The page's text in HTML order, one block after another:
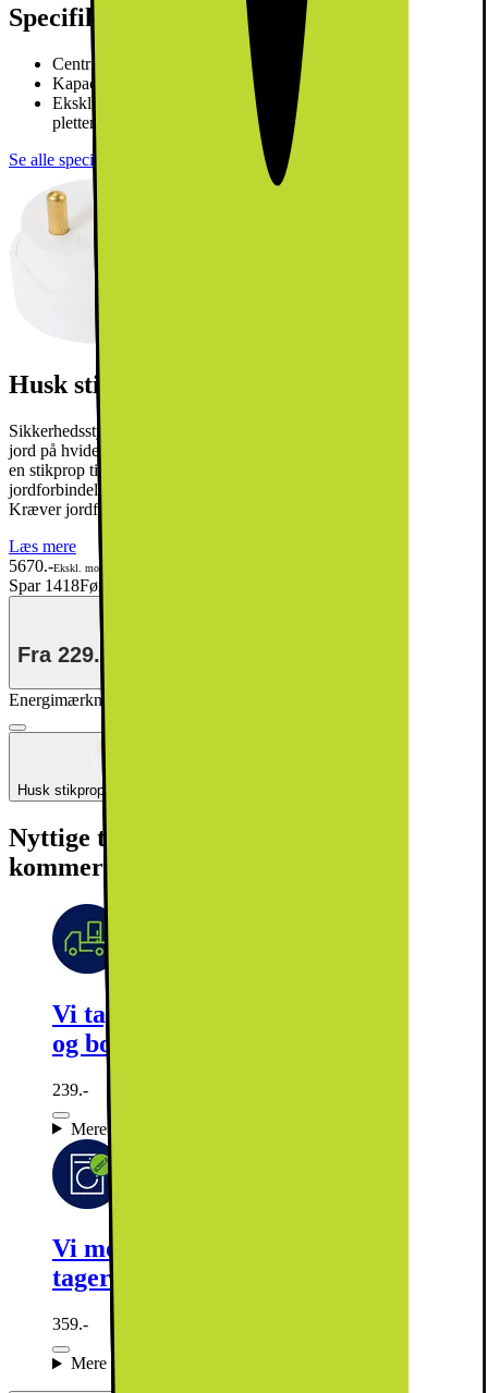
Specifikationer
Centrifugeringshastighed (rpm): 1400
Kapacitet: 8 kg
Eksklusivt CapDosing-sortiment til forskellige tekstiler og
pletter
Se alle specifikationer
Husk stikprop til din hvidevare
Sikkerhedsstyrelsen SIK.DK anbefaler, at du bruger omformer til
jord på hvidevarer. Denne vare leveres uden jordforbindelse, hvorfor
en stikprop til jordforbindelse er nødvendig for at opnå
jordforbindelse. Denne kan tilkøbes i leveringsprocessen. NB!
Kræver jordforbindelse i din stikkontakt.
Læs mere
5670.-Ekskl. moms
Spar 1418Førpris: 7087.-
Fra 229.-/mdr
Energimærkning
Husk stikprop til din hvidevare
Nyttige tjenester (fragtomkostninger
kommer i tillæg)
Vi tager dit gamle produkt med retur
og bortskaffer det forsvarligt
239.-
Mere information
Vi monterer din nye vaskemaskine og
tager emballagen med retur
359.-
Mere information